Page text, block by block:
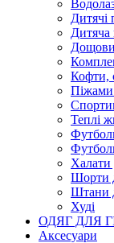
Дитячі
Дитяча
Кофти,
Піжами
Теплі
Халати
Шорти
Штани
Худі
ОДЯГ ДЛЯ
Аксесуари